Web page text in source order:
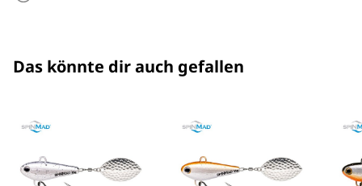
Das könnte dir auch gefallen